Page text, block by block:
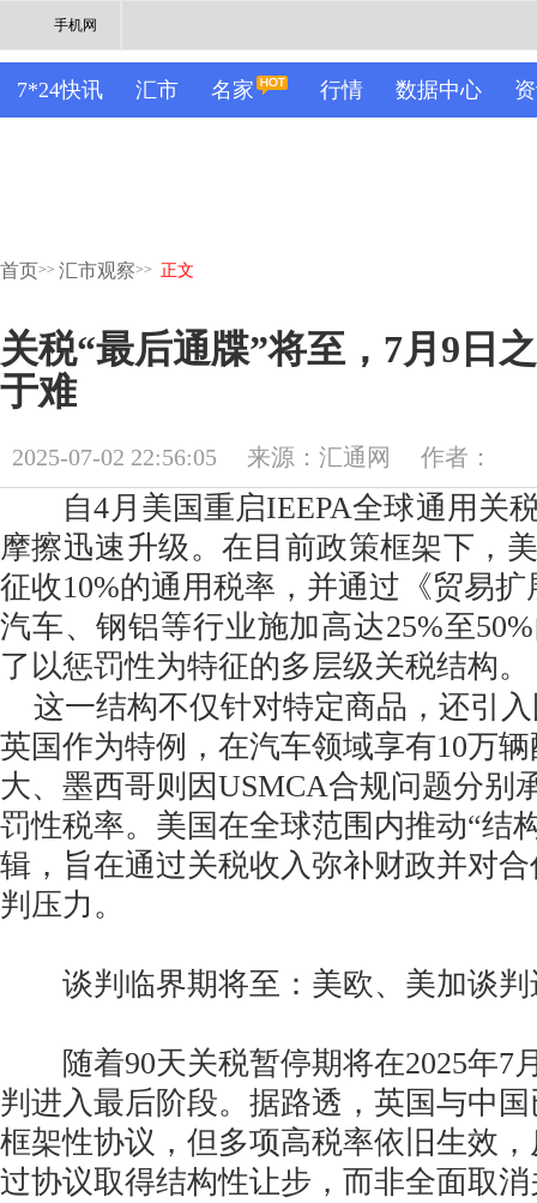
手机网
7*24快讯 汇市 名家 行情 数据中心
首页>> 汇市观察>> 正文
关税“最后通牒”将至，7月9日
于难
2025-07-02 22:56:05 来源：汇通网 作者：
自4月美国重启IEEPA全球通用关
摩擦迅速升级。在目前政策框架下，
征收10%的通用税率，并通过《贸易扩
汽车、钢铝等行业施加高达25%至
了以惩罚性为特征的多层级关税结构。
这一结构不仅针对特定商品，还引
英国作为特例，在汽车领域享有10万
大、墨西哥则因USMCA合规问题分别
罚性税率。美国在全球范围内推动“结
辑，旨在通过关税收入弥补财政并对
判压力。
谈判临界期将至：美欧、美加谈判
随着90天关税暂停期将在2025年7
判进入最后阶段。据路透，英国与中
框架性协议，但多项高税率依旧生效
过协议取得结构性让步，而非全面取